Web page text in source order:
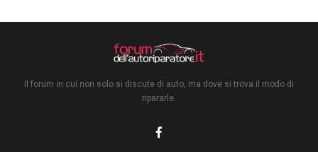
Il forum in cui non solo si discute di auto, ma dove si trova il modo di
ripararle.